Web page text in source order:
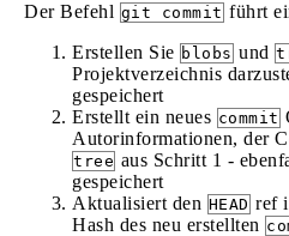
Der Befehl git commit führt
Erstellen Sie blobs und
Projektverzeichnis
gespeichert
Erstellt ein neues commit
Autorinformationen, der
tree aus Schritt 1 -
gespeichert
Aktualisiert den HEAD ref
Hash des neu erstellten